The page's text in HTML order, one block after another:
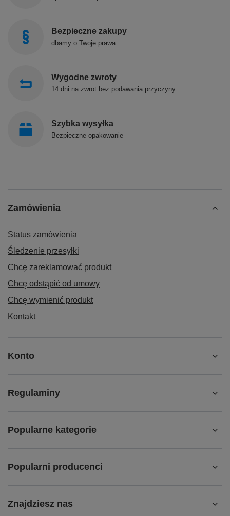
Bezpieczne zakupy
dbamy o Twoje prawa
Wygodne zwroty
14 dni na zwrot bez podawania przyczyny
Szybka wysyłka
Bezpieczne opakowanie
Zamówienia
Status zamówienia
Śledzenie przesyłki
Chcę zareklamować produkt
Chcę odstąpić od umowy
Chcę wymienić produkt
Kontakt
Konto
Regulaminy
Popularne kategorie
Popularni producenci
Znajdziesz nas